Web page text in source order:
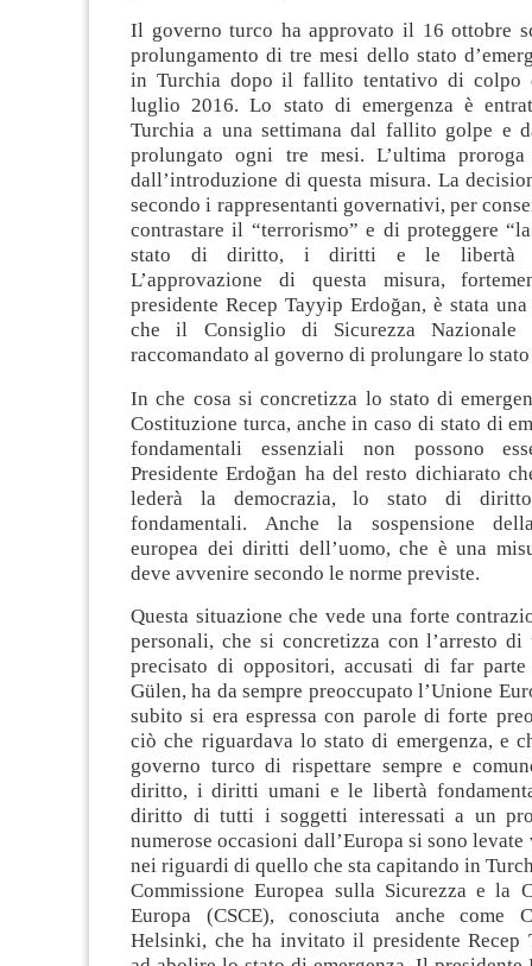
Il governo turco ha approvato il 16 ottobre
prolungamento di tre mesi dello stato
in Turchia dopo il fallito tentativo di colpo
luglio 2016. Lo stato di emergenza è
Turchia a una settimana dal fallito golpe e
prolungato ogni tre mesi. L’ultima
dall’introduzione di questa misura. La
secondo i rappresentanti governativi, per
contrastare il “terrorismo” e di proteggere
stato di diritto, i diritti e le libertà
L’approvazione di questa misura,
presidente Recep Tayyip Erdoğan, è stata
che il Consiglio di Sicurezza Nazionale
raccomandato al governo di prolungare lo stato
In che cosa si concretizza lo stato di
Costituzione turca, anche in caso di stato di
fondamentali essenziali non possono
Presidente Erdoğan ha del resto dichiarato
lederà la democrazia, lo stato di
fondamentali. Anche la sospensione
europea dei diritti dell’uomo, che è una
deve avvenire secondo le norme previste.
Questa situazione che vede una forte
personali, che si concretizza con l’arresto di
precisato di oppositori, accusati di far
Gülen, ha da sempre preoccupato l’Unione
subito si era espressa con parole di forte
ciò che riguardava lo stato di emergenza, e
governo turco di rispettare sempre e
diritto, i diritti umani e le libertà
diritto di tutti i soggetti interessati a un
numerose occasioni dall’Europa si sono
nei riguardi di quello che sta capitando in
Commissione Europea sulla Sicurezza e la
Europa (CSCE), conosciuta anche come
Helsinki, che ha invitato il presidente Recep